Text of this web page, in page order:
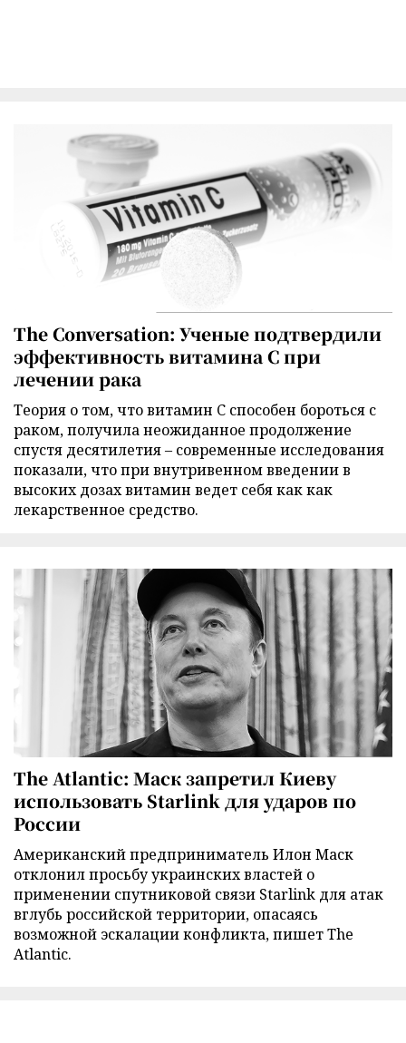
The Conversation: Ученые подтвердили
эффективность витамина C при
лечении рака
Теория о том, что витамин C способен бороться с
раком, получила неожиданное продолжение
спустя десятилетия – современные исследования
показали, что при внутривенном введении в
высоких дозах витамин ведет себя как как
лекарственное средство.
The Atlantic: Маск запретил Киеву
использовать Starlink для ударов по
России
Американский предприниматель Илон Маск
отклонил просьбу украинских властей о
применении спутниковой связи Starlink для атак
вглубь российской территории, опасаясь
возможной эскалации конфликта, пишет The
Atlantic.